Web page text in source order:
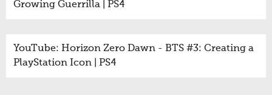
Growing Guerrilla | PS4
YouTube: Horizon Zero Dawn - BTS #3: Creating a
PlayStation Icon | PS4